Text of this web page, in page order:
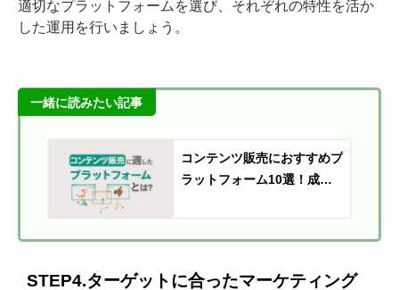
適切なプラットフォームを選び、それぞれの特性を活か
した運用を行いましょう。
一緒に読みたい記事
コンテンツ販売におすすめプ
ラットフォーム10選！成功
STEP4.ターゲットに合ったマーケティング